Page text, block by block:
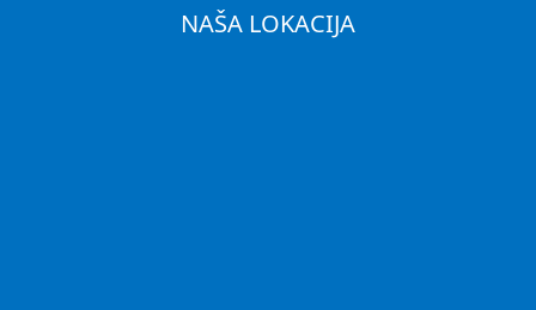
NAŠA LOKACIJA